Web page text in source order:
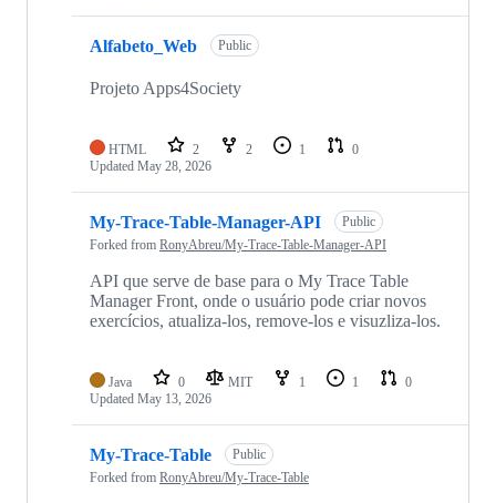
Alfabeto_Web Public
Projeto Apps4Society
HTML 2 2 1
0
Updated May 28, 2026
My-Trace-Table-Manager-API
Public
Forked from RonyAbreu/My-Trace-Table-Manager-API
API que serve de base para o My Trace Table
Manager Front, onde o usuário pode criar novos
exercícios, atualiza-los, remove-los e visuzliza-los.
Java 0 MIT 1 1
0
Updated May 13, 2026
My-Trace-Table
Public
Forked from RonyAbreu/My-Trace-Table